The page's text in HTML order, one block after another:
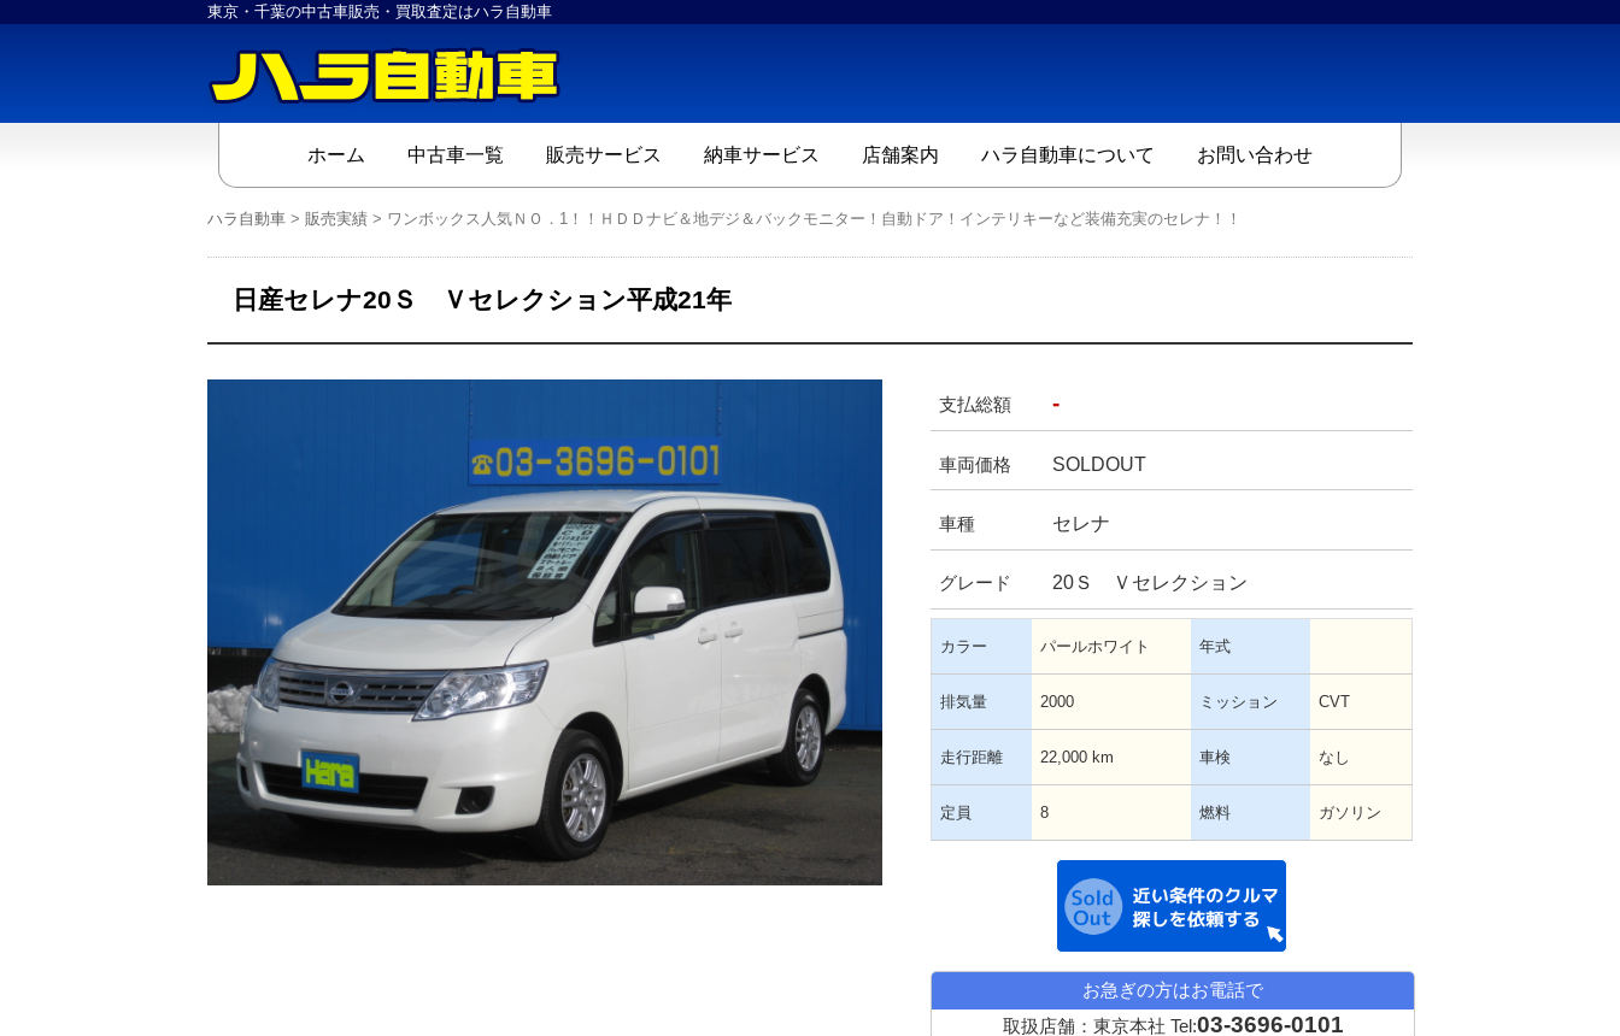
東京・千葉の中古車販売・買取査定はハラ自動車
ホーム 中古車一覧 販売サービス 納車サービス 店舗案内 ハラ自動車について お問い合わせ
ハラ自動車 > 販売実績 > ワンボックス人気ＮＯ．1！！ＨＤＤナビ＆地デジ＆バックモニター！自動ドア！インテリキーなど装備充実のセレナ！！
日産セレナ20Ｓ Ｖセレクション平成21年
支払総額 -
車両価格 SOLDOUT
車種 セレナ
グレード 20Ｓ Ｖセレクション
カラー パールホワイト 年式
排気量 2000 ミッション CVT
走行距離 22,000 km 車検 なし
定員 8 燃料 ガソリン
お急ぎの方はお電話で
取扱店舗：東京本社 Tel:03-3696-0101